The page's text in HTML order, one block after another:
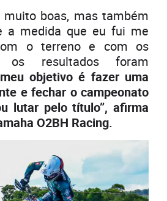
muito boas, mas também
a medida que eu fui me
o terreno e com os
os resultados foram
objetivo é fazer uma
e fechar o campeonato
lutar pelo título”, afirma
O2BH Racing.